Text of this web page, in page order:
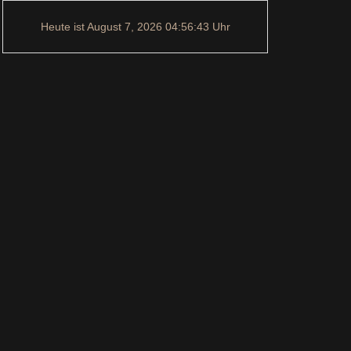
Heute istAugust 7, 2026 04:56:44 Uhr